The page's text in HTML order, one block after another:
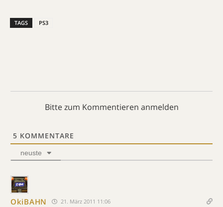
TAGS PS3
Bitte zum Kommentieren anmelden
5 KOMMENTARE
neuste
OkiBAHN 21. März 2011 11:06